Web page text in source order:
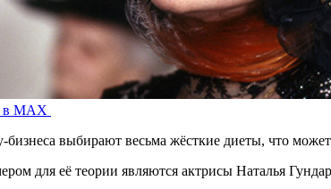
в MAX
бизнеса выбирают весьма жёсткие диеты, что
для её теории являются актрисы Наталья